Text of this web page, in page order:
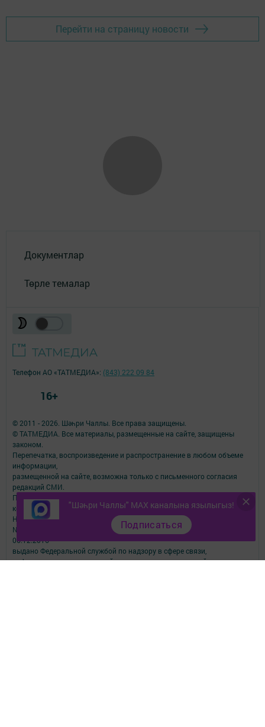
Перейти на страницу новости
Документлар
Төрле темалар
"Шәһри Чаллы" MAX каналына язылыгыз!
Подписаться
© 2011 - 2026. Шәһри Чаллы. Все права защищены.
© ТАТМЕДИА. Все материалы, размещенные на сайте, защищены
законом.
Перепечатка, воспроизведение и распространение в любом объеме
информации,
размещенной на сайте, возможна только с письменного согласия
редакций СМИ.
При поддержке Республиканского агентства по печати и массовым
коммуникациям.
Наименование СМИ: Шəhри Чаллы
№ свидетельства о регистрации СМИ, дата: ЭЛ № ФС 77-67912 от
06.12.2016
выдано Федеральной службой по надзору в сфере связи,
информационных технологий и массовых коммуникаций
Телефон АО «ТАТМЕДИА»: (843) 222 09 84
16+